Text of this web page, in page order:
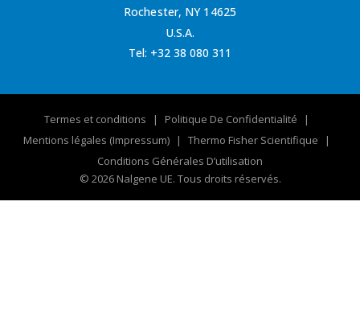
Rochester, NY 14625
U.S.A.
Tel: +32 38 080 311
Termes et conditions
Politique De Confidentialité
Mentions légales (Impressum)
Thermo Fisher Scientifique
Conditions Générales D’utilisation
© 2026 Nalgene UE. Tous droits réservés.